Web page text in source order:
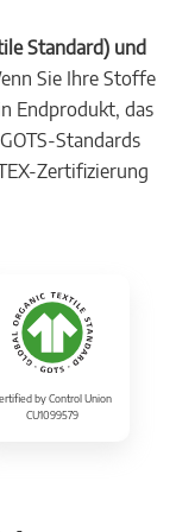
Standard) und
Sie Ihre Stoffe
Endprodukt, das
Standards
Zertifizierung
by Control Union
CU1099579